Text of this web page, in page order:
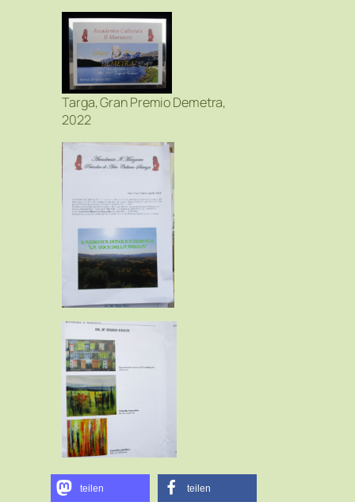
Targa, Gran Premio Demetra,
2022
teilen teilen